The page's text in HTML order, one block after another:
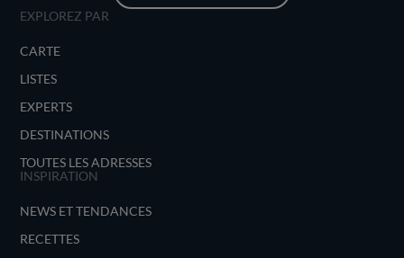
EXPLOREZ PAR
CARTE
LISTES
EXPERTS
DESTINATIONS
TOUTES LES ADRESSES
INSPIRATION
NEWS ET TENDANCES
RECETTES